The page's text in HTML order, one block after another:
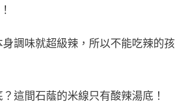
身調味就超級辣，所以不能吃辣的孩
這間石蔭的米線只有酸辣湯底！